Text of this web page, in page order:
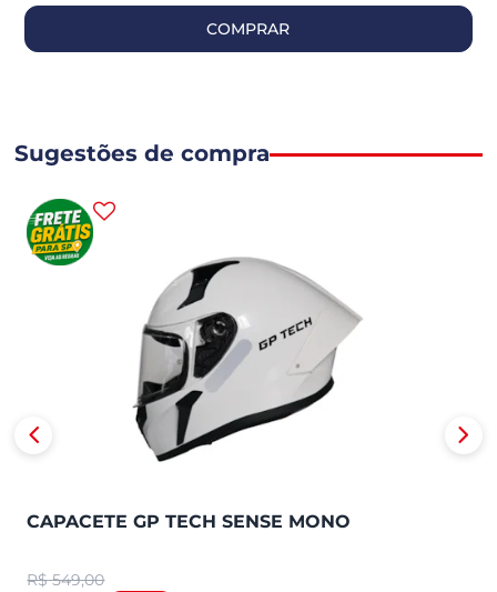
COMPRAR
Sugestões de compra
CAPACETE GP TECH SENSE MONO
R$ 549,00